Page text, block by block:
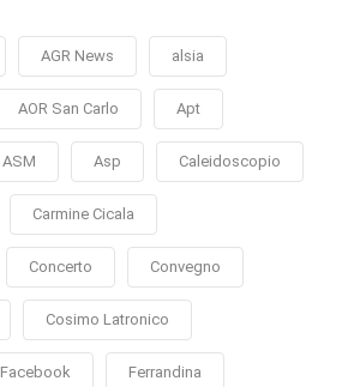
AGR News alsia
AOR San Carlo Apt
ASM Asp Caleidoscopio
Carmine Cicala
Concerto Convegno
Cosimo Latronico
Facebook Ferrandina